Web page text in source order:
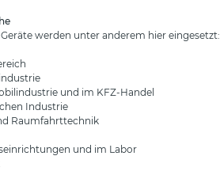
werden unter anderem hier eingesetzt:
und im KFZ-Handel
Industrie
Raumfahrttechnik
und im Labor